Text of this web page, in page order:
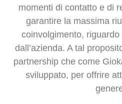
momenti di contatto e di
garantire la massima
coinvolgimento,
dall’azienda. A tal
partnership che come
sviluppato, per offrire